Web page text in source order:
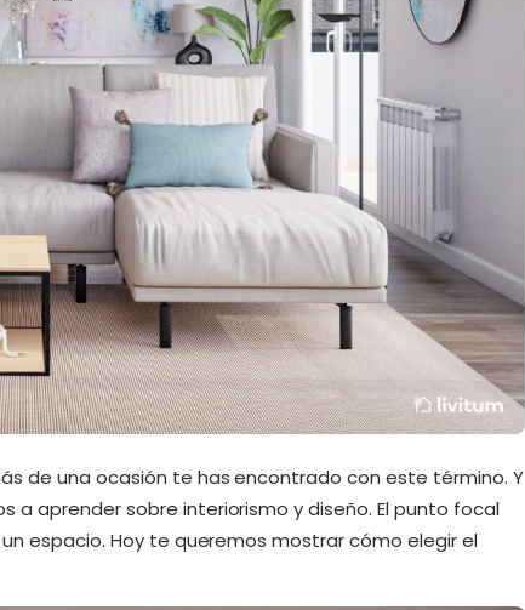
de una ocasión te has encontrado con este término. Y
aprender sobre interiorismo y diseño. El punto focal
espacio. Hoy te queremos mostrar cómo elegir el